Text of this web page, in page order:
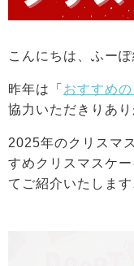
こんにちは、ふーぽ
昨年は「 おすすめ
協力いただきりあ
2025年のクリスマ
すめクリスマスケ
てご紹介いたします